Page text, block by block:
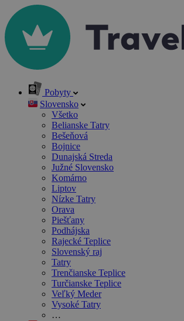
Pobyty
Slovensko
Všetko
Belianske Tatry
Bešeňová
Bojnice
Dunajská Streda
Južné Slovensko
Komárno
Liptov
Nízke Tatry
Orava
Piešťany
Podhájska
Rajecké Teplice
Slovenský raj
Tatry
Trenčianske Teplice
Turčianske Teplice
Veľký Meder
Vysoké Tatry
…